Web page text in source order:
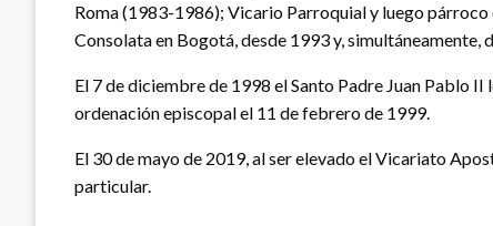
Roma (1983-1986); Vicario Parroquial y luego
Consolata en Bogotá, desde 1993 y,
El 7 de diciembre de 1998 el Santo Padre Juan Pablo
ordenación episcopal el 11 de febrero de 1999.
El 30 de mayo de 2019, al ser elevado el Vicariato
particular.